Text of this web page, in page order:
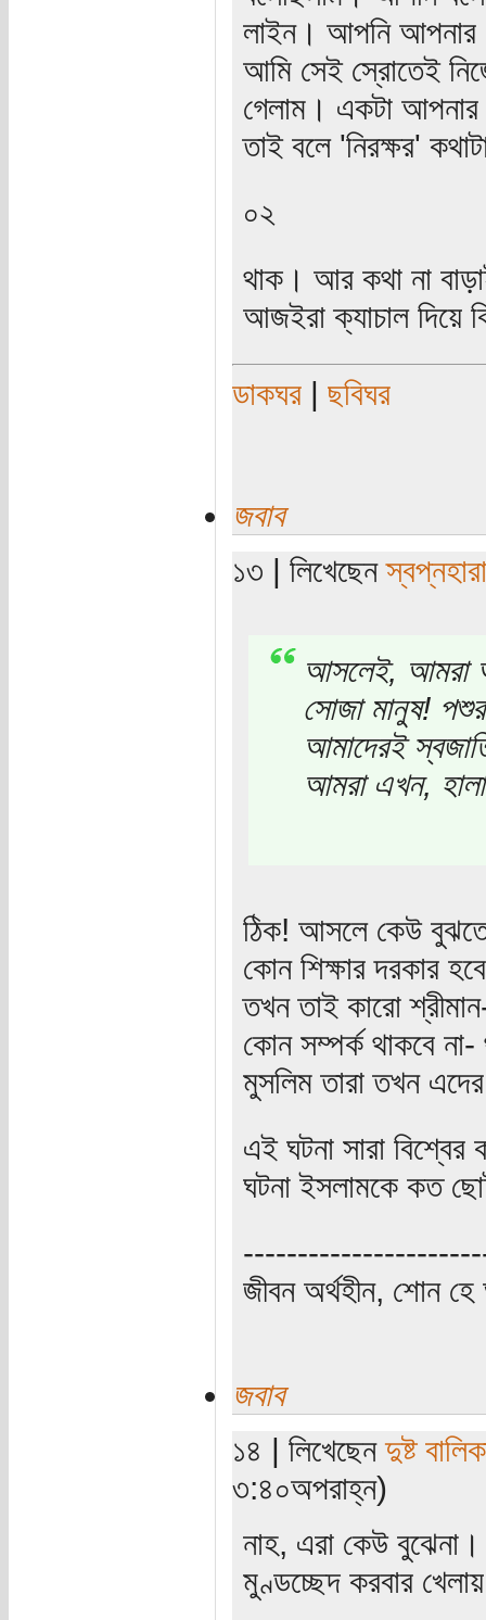
লাইন। আপনি আপনার
আমি সেই স্রোতেই
গেলাম। একটা
তাই বলে 'নিরক্ষর'
০২
থাক। আর কথা না
আজইরা ক্যাচাল দিয়ে
ডাকঘর| ছবিঘর
জবাব
১৩ | লিখেছেনস্বপ্নহারা
আসলেই, আমরা
সোজা মানুষ!
আমাদেরই
আমরা এখন,
ঠিক! আসলে কেউ
কোন শিক্ষার দরকার
তখন তাই কারো
কোন সম্পর্ক থাকবে না-
মুসলিম তারা তখন
এই ঘটনা সারা
ঘটনা ইসলামকে কত
জীবন অর্থহীন, শোন হে
জবাব
১৪ | লিখেছেনদুষ্ট
৩:৪০অপরাহ্ন)
নাহ, এরা কেউ বুঝেনা।
মুণ্ডচ্ছেদ করবার